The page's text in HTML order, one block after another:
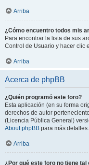
Arriba
¿Cómo encuentro todos mis
Para encontrar la lista de sus
Control de Usuario y hacer clic
Arriba
Acerca de phpBB
¿Quién programó este foro?
Esta aplicación (en su forma
derechos de autor
(Licencia Pública General)
About phpBB para más detalles.
Arriba
¿Por qué este foro no tiene tal